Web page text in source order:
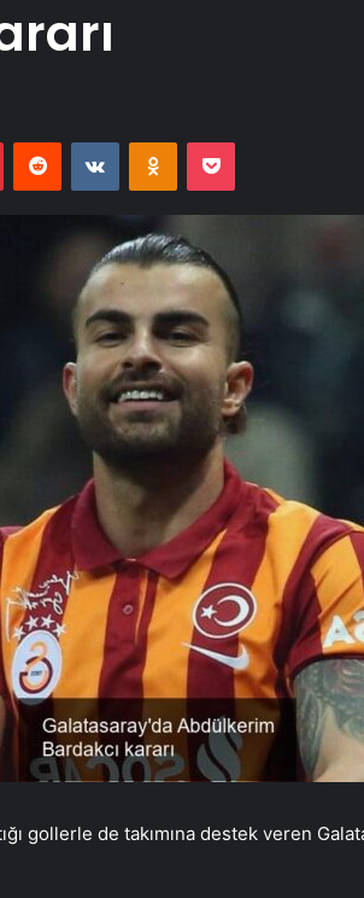
PinterestReddit VKontakteOdnoklassniki
Pocket
gollerle de takımına destek veren